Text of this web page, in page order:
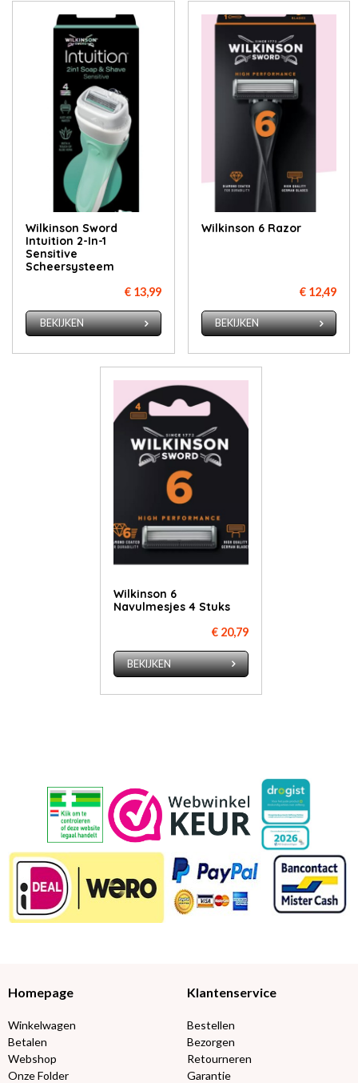
Wilkinson Sword
Intuition 2-In-1
Sensitive
Scheersysteem
€ 13,99
BEKIJKEN
Wilkinson 6 Razor
€ 12,49
BEKIJKEN
Wilkinson 6
Navulmesjes 4 Stuks
€ 20,79
BEKIJKEN
Homepage
Winkelwagen
Betalen
Webshop
Onze Folder
Klantenservice
Bestellen
Bezorgen
Retourneren
Garantie